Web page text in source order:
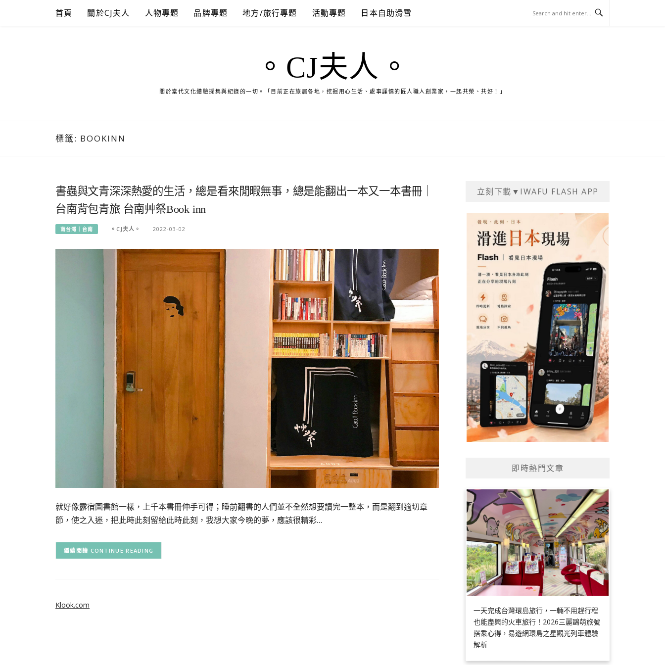
首頁 關於CJ夫人 人物專題 品牌專題 地方/旅行專題 活動專題 日本自助滑雪
。CJ夫人。
關於當代文化體驗採集與紀錄的一切。「目前正在旅居各地，挖掘用心生活、處事謹慎的匠人職人創業家，一起共榮、共好！」
標籤: BOOKINN
書蟲與文青深深熱愛的生活，總是看來閒暇無事，總是能翻出一本又一本書冊｜
台南背包青旅 台南艸祭Book inn
南台灣｜台南 。CJ夫人。 2022-03-02
就好像露宿圖書館一樣，上千本書冊伸手可得；睡前翻書的人們並不全然想要讀完一整本，而是翻到適切章
節，使之入迷，把此時此刻留給此時此刻，我想大家今晚的夢，應該很精彩…
CONTINUE READING
立刻下載▼IWAFU FLASH APP
即時熱門文章
一天完成台灣環島旅行，一輛不用趕行程
也能盡興的火車旅行！2026三麗鷗萌旅號
搭乘心得，易遊網環島之星觀光列車體驗
解析
Klook.com